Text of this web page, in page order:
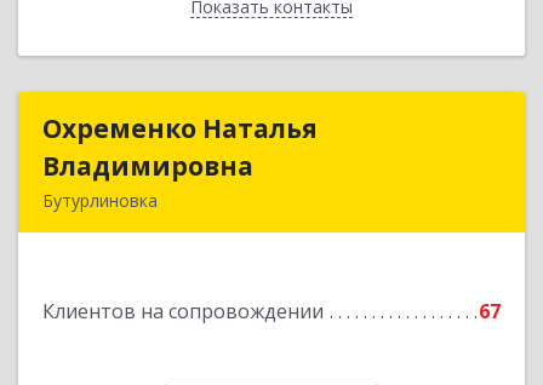
Показать контакты
Назад
Охременко Наталья
Владимировна
Бутурлиновка
Клиентов на сопровождении 67
Охременко Наталья